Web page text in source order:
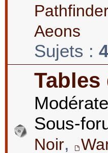
Aeons
Sujets :
Tables
Sous-
Noir,